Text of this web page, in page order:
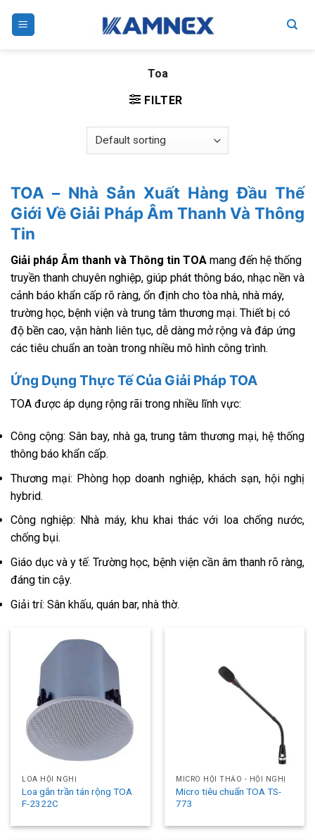
Toa
FILTER
TOA – Nhà Sản Xuất Hàng Đầu Thế
Giới Về Giải Pháp Âm Thanh Và Thông
Tin
Giải pháp Âm thanh và Thông tin TOA mang đến hệ thống
truyền thanh chuyên nghiệp, giúp phát thông báo, nhạc nền và
cảnh báo khẩn cấp rõ ràng, ổn định cho tòa nhà, nhà máy,
trường học, bệnh viện và trung tâm thương mại. Thiết bị có
độ bền cao, vận hành liên tục, dễ dàng mở rộng và đáp ứng
các tiêu chuẩn an toàn trong nhiều mô hình công trình.
Ứng Dụng Thực Tế Của Giải Pháp TOA
TOA được áp dụng rộng rãi trong nhiều lĩnh vực:
Công cộng: Sân bay, nhà ga, trung tâm thương mại, hệ thống
thông báo khẩn cấp.
Thương mại: Phòng họp doanh nghiệp, khách sạn, hội nghị
hybrid.
Công nghiệp: Nhà máy, khu khai thác với loa chống nước,
chống bụi.
Giáo dục và y tế: Trường học, bệnh viện cần âm thanh rõ ràng,
đáng tin cậy.
Giải trí: Sân khấu, quán bar, nhà thờ.
LOA HỘI NGHỊ
Loa gắn trần tán rộng TOA
F-2322C
MICRO HỘI THẢO - HỘI NGHỊ
Micro tiêu chuẩn TOA TS-
773